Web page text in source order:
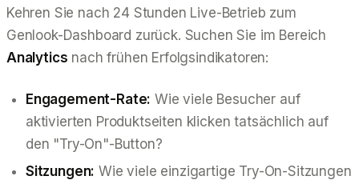
Kehren Sie nach 24 Stunden Live-Betrieb zum
Genlook-Dashboard zurück. Suchen Sie im Bereich
Analytics nach frühen Erfolgsindikatoren:
Engagement-Rate: Wie viele Besucher auf
aktivierten Produktseiten klicken tatsächlich auf
den "Try-On"-Button?
Sitzungen: Wie viele einzigartige Try-On-Sitzungen